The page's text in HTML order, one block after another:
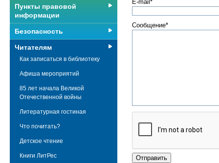
E-mail*
Сообщение*
Пункты правовой
информации
Безопасность
Читателям
Как записаться в библиотеку
Афиша мероприятий
85 лет начала Великой
Отечественной войны
Литературная гостиная
Что почитать?
Детское чтение
Книги ЛитРес